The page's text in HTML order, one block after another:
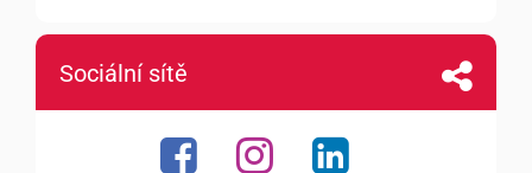
Sociální sítě